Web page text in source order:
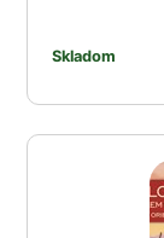
Skladom